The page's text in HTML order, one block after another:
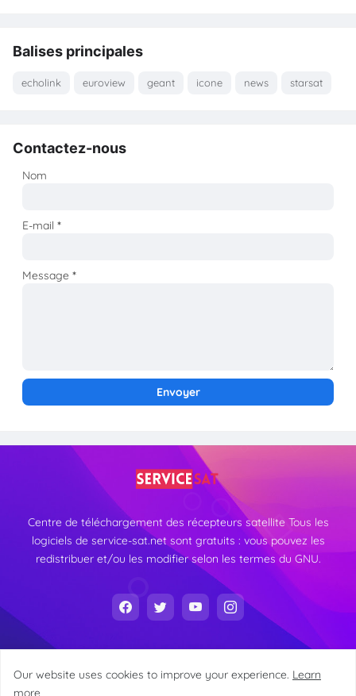
Balises principales
echolink euroview geant icone news starsat
Contactez-nous
Nom
E-mail*
Message*
Centre de téléchargement des récepteurs satellite Tous les
logiciels de service-sat.net sont gratuits : vous pouvez les
redistribuer et/ou les modifier selon les termes du GNU.
Our website uses cookies to improve your experience. Learn
more